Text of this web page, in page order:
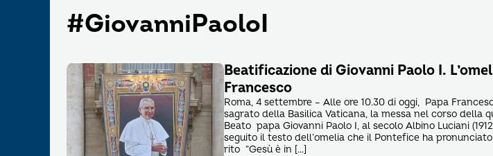
#GiovanniPaoloI
Beatificazione di Giovanni Paolo I.
Francesco
Roma, 4 settembre – Alle ore 10.30 di oggi, Papa
sagrato della Basilica Vaticana, la messa nel corso della
Beato papa Giovanni Paolo I, al secolo Albino Luciani
seguito il testo dell’omelia che il Pontefice ha
rito “Gesù è in […]